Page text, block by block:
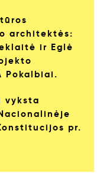
architektės:
ir Eglė
Pokalbiai.
vyksta
pr.